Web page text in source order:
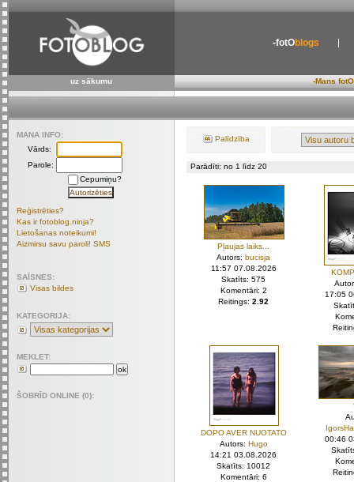
-fotOblogs
uz sākumu -Mans
Palīdzība
Parādīti: no 1 līdz 20
Pļaujas laiks...
Autors:bucisja
11:57 07.08.2026
Skatīts: 575
Komentāri: 2
Reitings:2.92
17:05
DOPO AVER NUOTATO
Autors: Hugo
14:21 03.08.2026
Skatīts: 10012
Komentāri: 6
00:46
MANA INFO:
Vārds:
Parole:
Cepumiņu?
Reģistrēties?
Kas ir fotoblog.ninja?
Lietošanas noteikumi!
Aizmirsu savu paroli! SMS
SAĪSNES:
Visas bildes
KATEGORIJA:
MEKLET:
ŠOBRĪD ONLINE (0):